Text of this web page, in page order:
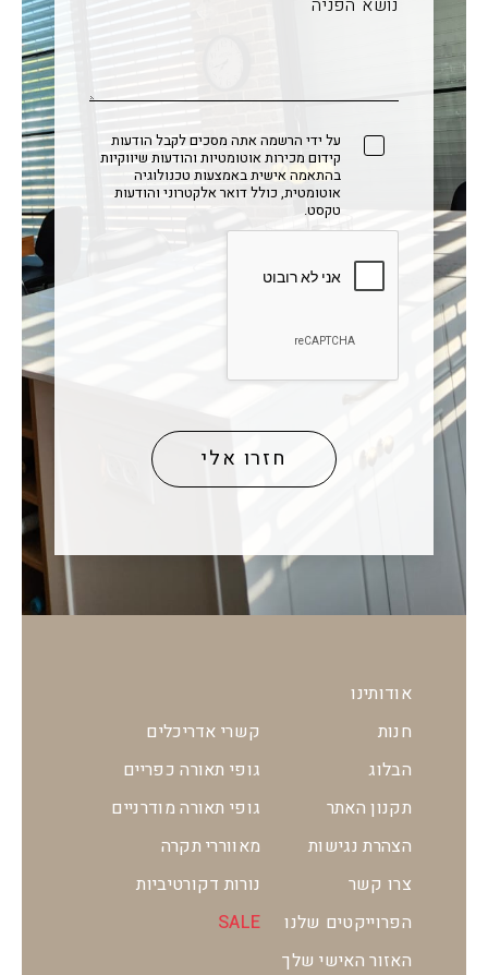
על ידי הרשמה אתה מסכים לקבל הודעות
קידום מכירות אוטומטיות והודעות שיווקיות
בהתאמה אישית באמצעות טכנולוגיה
אוטומטית, כולל דואר אלקטרוני והודעות
טקסט.
אודותינו
חנות
הבלוג
תקנון האתר
הצהרת נגישות
צרו קשר
הפרוייקטים שלנו
האזור האישי שלך
קשרי אדריכלים
גופי תאורה כפריים
גופי תאורה מודרניים
מאווררי תקרה
נורות דקורטיביות
SALE